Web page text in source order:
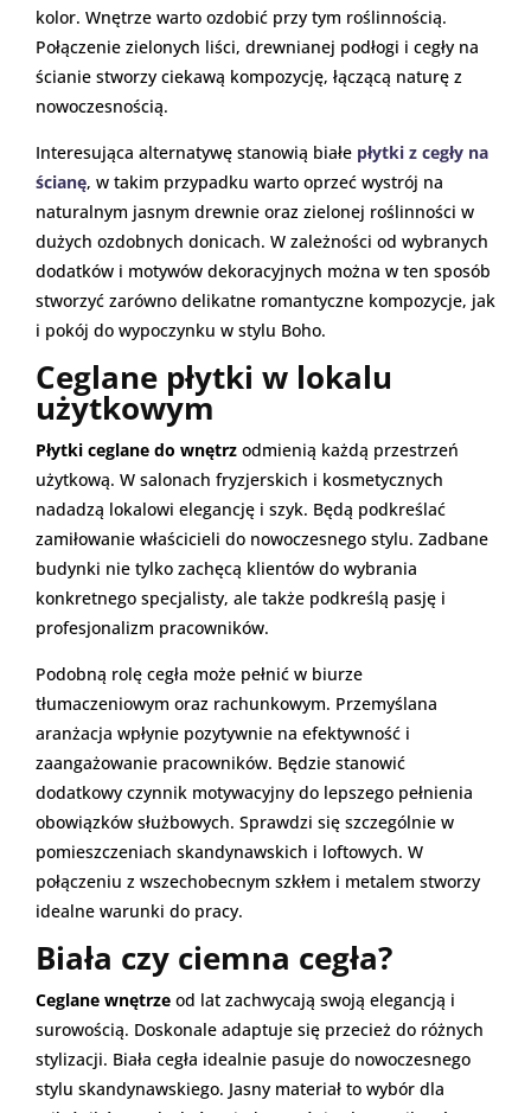
kolor. Wnętrze warto ozdobić przy tym roślinnością.
Połączenie zielonych liści, drewnianej podłogi i cegły na
ścianie stworzy ciekawą kompozycję, łączącą naturę z
nowoczesnością.
Interesująca alternatywę stanowią białe płytki z cegły na
ścianę, w takim przypadku warto oprzeć wystrój na
naturalnym jasnym drewnie oraz zielonej roślinności w
dużych ozdobnych donicach. W zależności od wybranych
dodatków i motywów dekoracyjnych można w ten sposób
stworzyć zarówno delikatne romantyczne kompozycje, jak
i pokój do wypoczynku w stylu Boho.
Ceglane płytki w lokalu
użytkowym
Płytki ceglane do wnętrz odmienią każdą przestrzeń
użytkową. W salonach fryzjerskich i kosmetycznych
nadadzą lokalowi elegancję i szyk. Będą podkreślać
zamiłowanie właścicieli do nowoczesnego stylu. Zadbane
budynki nie tylko zachęcą klientów do wybrania
konkretnego specjalisty, ale także podkreślą pasję i
profesjonalizm pracowników.
Podobną rolę cegła może pełnić w biurze
tłumaczeniowym oraz rachunkowym. Przemyślana
aranżacja wpłynie pozytywnie na efektywność i
zaangażowanie pracowników. Będzie stanowić
dodatkowy czynnik motywacyjny do lepszego pełnienia
obowiązków służbowych. Sprawdzi się szczególnie w
pomieszczeniach skandynawskich i loftowych. W
połączeniu z wszechobecnym szkłem i metalem stworzy
idealne warunki do pracy.
Biała czy ciemna cegła?
Ceglane wnętrze od lat zachwycają swoją elegancją i
surowością. Doskonale adaptuje się przecież do różnych
stylizacji. Biała cegła idealnie pasuje do nowoczesnego
stylu skandynawskiego. Jasny materiał to wybór dla